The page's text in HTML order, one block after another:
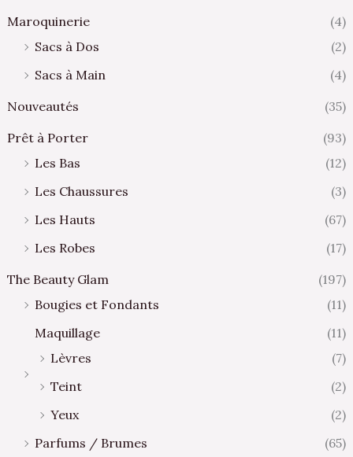
Maroquinerie
(4)
Sacs à Dos
(2)
Sacs à Main
(4)
Nouveautés
(35)
Prêt à Porter
(93)
Les Bas
(12)
Les Chaussures
(3)
Les Hauts
(67)
Les Robes
(17)
The Beauty Glam
(197)
Bougies et Fondants
(11)
Maquillage
(11)
Lèvres
(7)
Teint
(2)
Yeux
(2)
Parfums / Brumes
(65)